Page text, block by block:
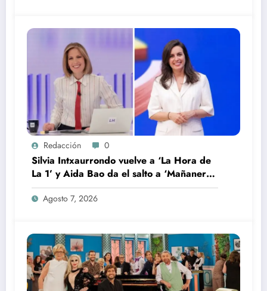
Redacción 0
Silvia Intxaurrondo vuelve a ‘La Hora de
La 1’ y Aida Bao da el salto a ‘Mañaneros
360’
Agosto 7, 2026